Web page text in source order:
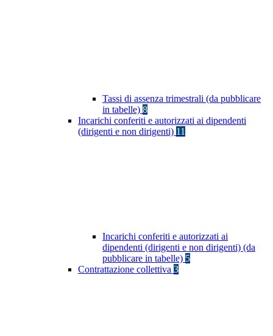
Tassi di assenza trimestrali (da pubblicare
in tabelle) 8
Incarichi conferiti e autorizzati ai dipendenti
(dirigenti e non dirigenti) 11
Incarichi conferiti e autorizzati ai
dipendenti (dirigenti e non dirigenti) (da
pubblicare in tabelle) 5
Contrattazione collettiva 3